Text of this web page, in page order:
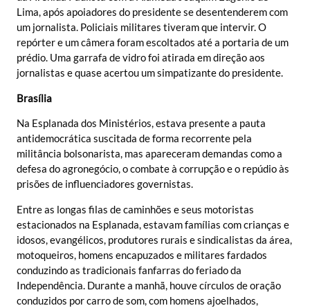
Lima, após apoiadores do presidente se desentenderem com
um jornalista. Policiais militares tiveram que intervir. O
repórter e um câmera foram escoltados até a portaria de um
prédio. Uma garrafa de vidro foi atirada em direção aos
jornalistas e quase acertou um simpatizante do presidente.
Brasília
Na Esplanada dos Ministérios, estava presente a pauta
antidemocrática suscitada de forma recorrente pela
militância bolsonarista, mas apareceram demandas como a
defesa do agronegócio, o combate à corrupção e o repúdio às
prisões de influenciadores governistas.
Entre as longas filas de caminhões e seus motoristas
estacionados na Esplanada, estavam famílias com crianças e
idosos, evangélicos, produtores rurais e sindicalistas da área,
motoqueiros, homens encapuzados e militares fardados
conduzindo as tradicionais fanfarras do feriado da
Independência. Durante a manhã, houve círculos de oração
conduzidos por carro de som, com homens ajoelhados,